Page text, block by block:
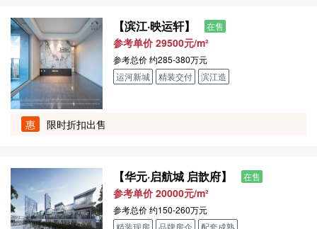
【滨江·映运轩】 在售
参考单价 29500元/m²
参考总价约285-380万元
运河新城
精装交付 滨江造
惠 限时折扣出售
【华元·启航城 启歆府】 在售
参考单价 20000元/m²
参考总价约150-260万元
精装现房
品牌房企 配套成熟